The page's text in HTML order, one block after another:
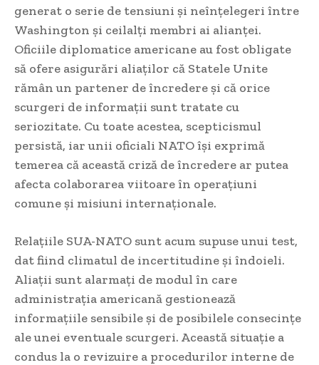
generat o serie de tensiuni și neînțelegeri între
Washington și ceilalți membri ai alianței.
Oficiile diplomatice americane au fost obligate
să ofere asigurări aliaților că Statele Unite
rămân un partener de încredere și că orice
scurgeri de informații sunt tratate cu
seriozitate. Cu toate acestea, scepticismul
persistă, iar unii oficiali NATO își exprimă
temerea că această criză de încredere ar putea
afecta colaborarea viitoare în operațiuni
comune și misiuni internaționale.
Relațiile SUA-NATO sunt acum supuse unui test,
dat fiind climatul de incertitudine și îndoieli.
Aliații sunt alarmați de modul în care
administrația americană gestionează
informațiile sensibile și de posibilele consecințe
ale unei eventuale scurgeri. Această situație a
condus la o revizuire a procedurilor interne de